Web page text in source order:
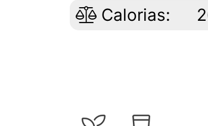
Calorias: